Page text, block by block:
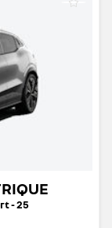
- 25